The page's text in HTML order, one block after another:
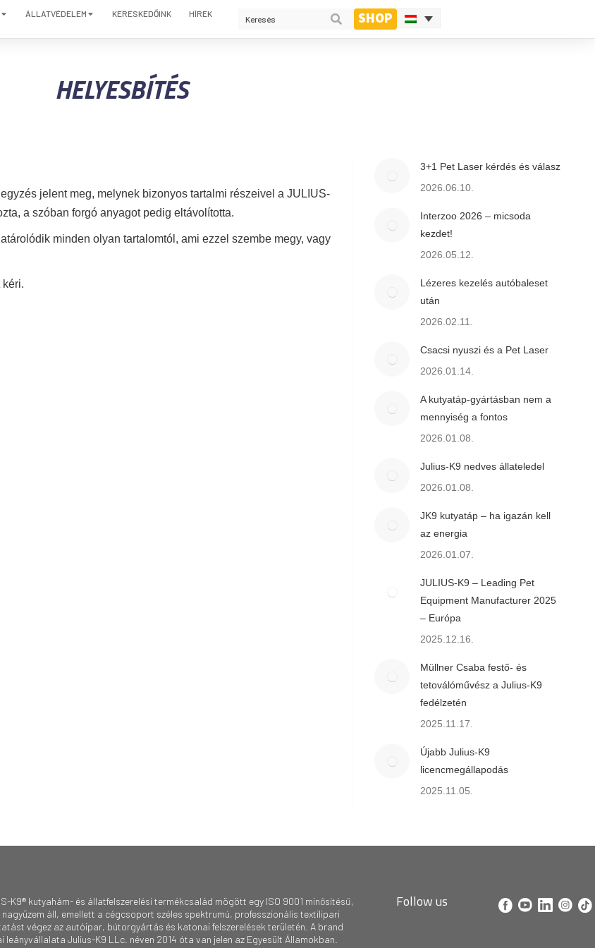
ÁLLATVÉDELEM KERESKEDŐINK HÍREK SHOP
HELYESBÍTÉS
jelent meg, melynek bizonyos tartalmi részeivel a JULIUS-
a szóban forgó anyagot pedig eltávolította.
minden olyan tartalomtól, ami ezzel szembe megy, vagy
3+1 Pet Laser kérdés és válasz
2026.06.10.
Interzoo 2026 – micsoda
kezdet!
2026.05.12.
Lézeres kezelés autóbaleset
után
2026.02.11.
Csacsi nyuszi és a Pet Laser
2026.01.14.
A kutyatáp-gyártásban nem a
mennyiség a fontos
2026.01.08.
Julius-K9 nedves állateledel
2026.01.08.
JK9 kutyatáp – ha igazán kell
az energia
2026.01.07.
JULIUS-K9 – Leading Pet
Equipment Manufacturer 2025
– Európa
2025.12.16.
Müllner Csaba festő- és
tetoválóművész a Julius-K9
fedélzetén
2025.11.17.
Újabb Julius-K9
licencmegállapodás
2025.11.05.
K9® kutyahám- és állatfelszerelési termékcsalád mögött egy ISO 9001 minősítésű,
nagyüzem áll, emellett a cégcsoport széles spektrumú, professzionális textilipari
végez az autóipar, bútorgyártás és katonai felszerelések területén. A brand
leányvállalata Julius-K9 LLc. néven 2014 óta van jelen az Egyesült Államokban.
Follow us